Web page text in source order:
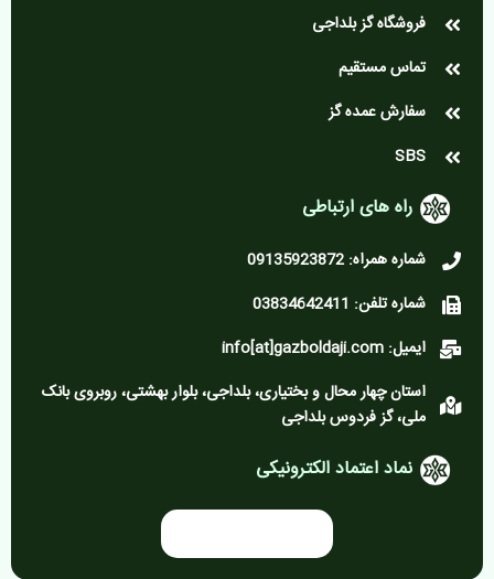
فروشگاه گز بلداجی
تماس مستقیم
سفارش عمده گز
SBS
راه های ارتباطی
شماره همراه: 09135923872
شماره تلفن: 03834642411
ایمیل: info[at]gazboldaji.com
استان چهار محال و بختیاری، بلداجی، بلوار بهشتی، روبروی بانک
ملی، گز فردوس بلداجی
نماد اعتماد الکترونیکی